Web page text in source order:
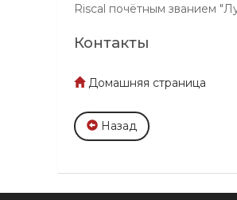
Riscal почётным званием
Контакты
Домашняя страница
Назад